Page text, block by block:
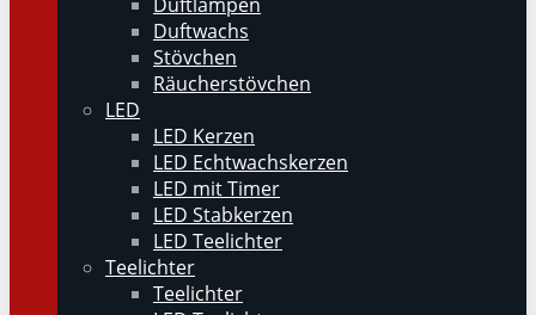
Duftwachs
Stövchen
Räucherstövchen
LED
LED Kerzen
LED Echtwachskerzen
LED mit Timer
LED Stabkerzen
LED Teelichter
Teelichter
Teelichter